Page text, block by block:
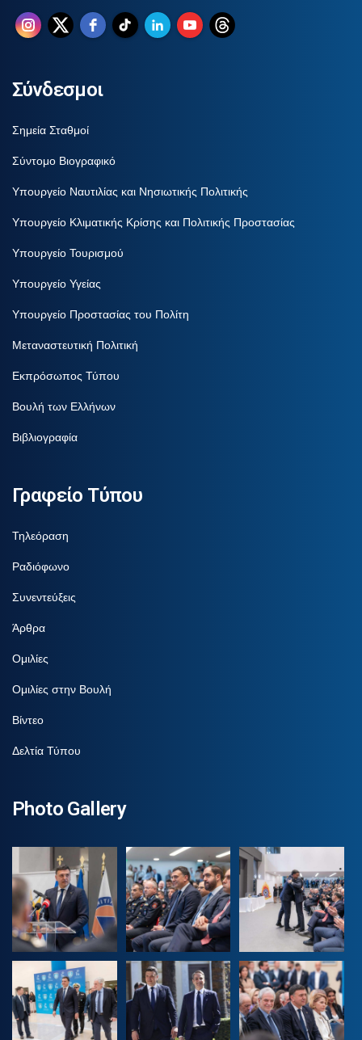
Σύνδεσμοι
Σημεία Σταθμοί
Σύντομο Βιογραφικό
Υπουργείο Ναυτιλίας και Νησιωτικής Πολιτικής
Υπουργείο Κλιματικής Κρίσης και Πολιτικής Προστασίας
Υπουργείο Τουρισμού
Υπουργείο Υγείας
Υπουργείο Προστασίας του Πολίτη
Μεταναστευτική Πολιτική
Εκπρόσωπος Τύπου
Βουλή των Ελλήνων
Βιβλιογραφία
Γραφείο Τύπου
Τηλεόραση
Ραδιόφωνο
Συνεντεύξεις
Άρθρα
Ομιλίες
Ομιλίες στην Βουλή
Βίντεο
Δελτία Τύπου
Photo Gallery